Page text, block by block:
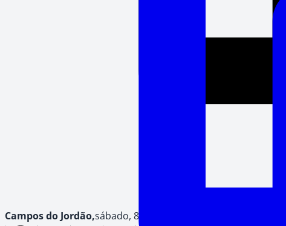
Campos do Jordão,sábado, 8 de agosto de 2026